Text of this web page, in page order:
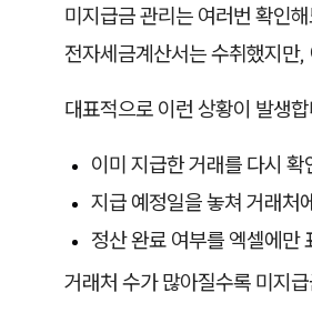
미지급금 관리는 여러번 확인
전자세금계산서는 수취했지만
대표적으로 이런 상황이 발생
이미 지급한 거래를 다시
지급 예정일을 놓쳐 거래처
정산 완료 여부를 엑셀에만
거래처 수가 많아질수록 미지